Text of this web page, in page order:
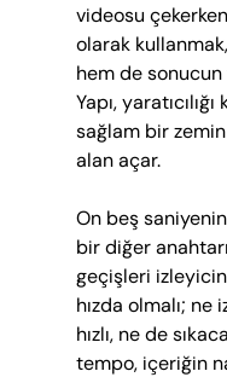
videosu
olarak
hem de sonucun
Yapı,
sağlam bir
alan açar.
On beş
bir diğer
geçişleri
hızda olmalı;
hızlı, ne de
tempo, içeriğin